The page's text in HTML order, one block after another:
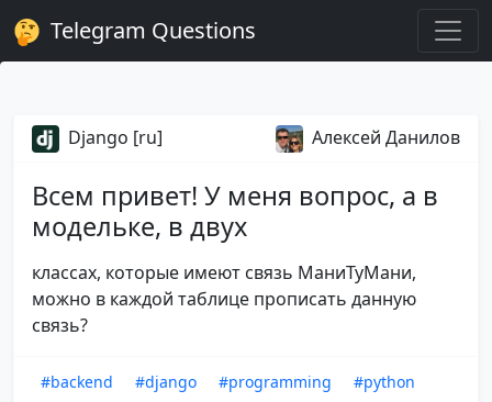
Telegram Questions
Django [ru] Алексей Данилов
Всем привет! У меня вопрос, а в
модельке, в двух
классах, которые имеют связь МаниТуМани,
можно в каждой таблице прописать данную
связь?
#backend #django #programming
#python